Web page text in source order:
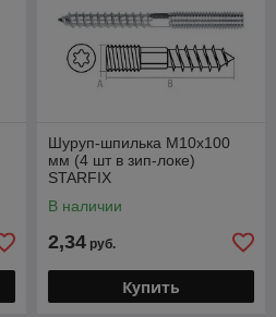
Шуруп-шпилька М10х100
мм (4 шт в зип-локе)
STARFIX
В наличии
2,34 руб.
Купить